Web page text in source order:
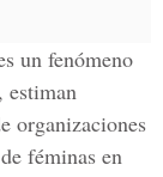
un fenómeno
estiman
organizaciones
féminas en